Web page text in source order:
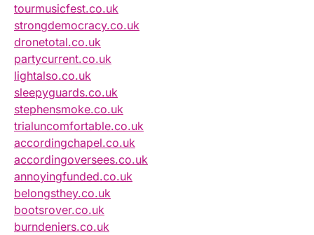
tourmusicfest.co.uk
strongdemocracy.co.uk
dronetotal.co.uk
partycurrent.co.uk
lightalso.co.uk
sleepyguards.co.uk
stephensmoke.co.uk
trialuncomfortable.co.uk
accordingchapel.co.uk
accordingoversees.co.uk
annoyingfunded.co.uk
belongsthey.co.uk
bootsrover.co.uk
burndeniers.co.uk